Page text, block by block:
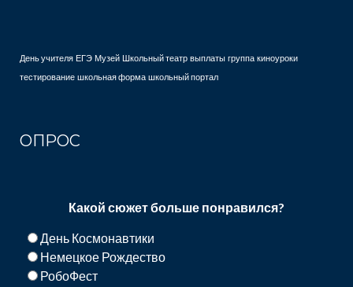
День учителя ЕГЭ Музей Школьный театр выплаты группа киноуроки
тестирование школьная форма школьный портал
ОПРОС
Какой сюжет больше понравился?
День Космонавтики
Немецкое Рождество
РобоФест